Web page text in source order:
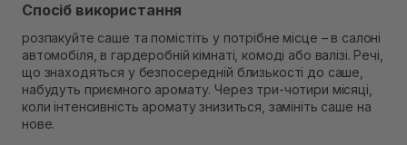
Спосіб використання
розпакуйте саше та помістіть у потрібне місце – в салоні
автомобіля, в гардеробній кімнаті, комоді або валізі. Речі,
що знаходяться у безпосередній близькості до саше,
набудуть приємного аромату. Через три-чотири місяці,
коли інтенсивність аромату знизиться, замініть саше на
нове.